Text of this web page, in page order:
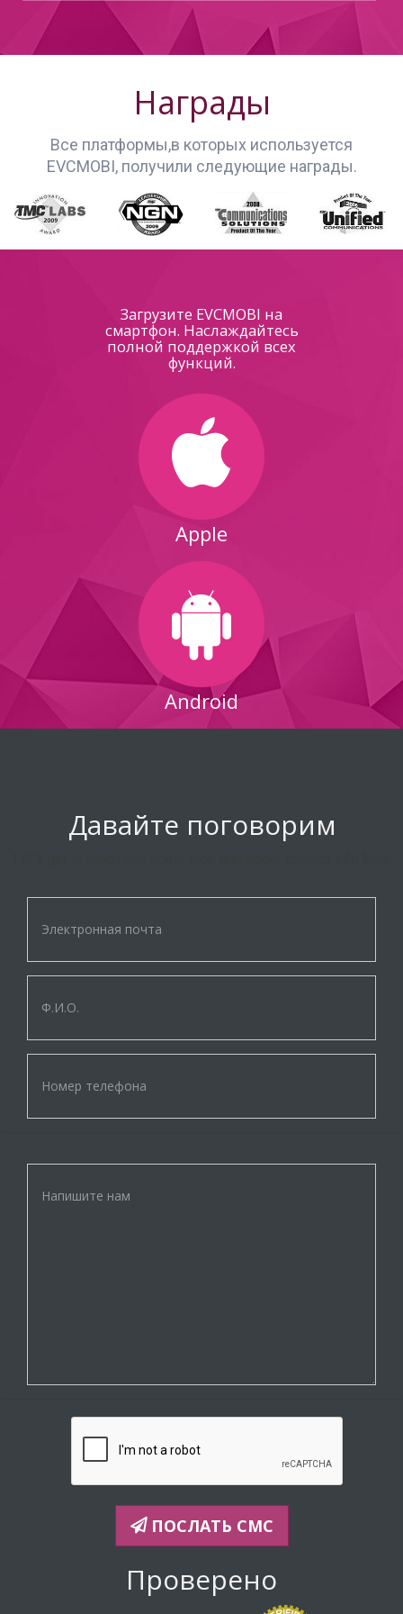
Награды
Все платформы,в которых используется
EVCMOBI, получили следующие награды.
Загрузите EVCMOBI на
смартфон. Наслаждайтесь
полной поддержкой всех
функций.
Apple
Android
Давайте поговорим
ПОСЛАТЬ СМС
Проверено